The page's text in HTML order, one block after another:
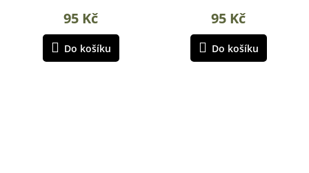
95 Kč
Do košíku
95 Kč
Do košíku